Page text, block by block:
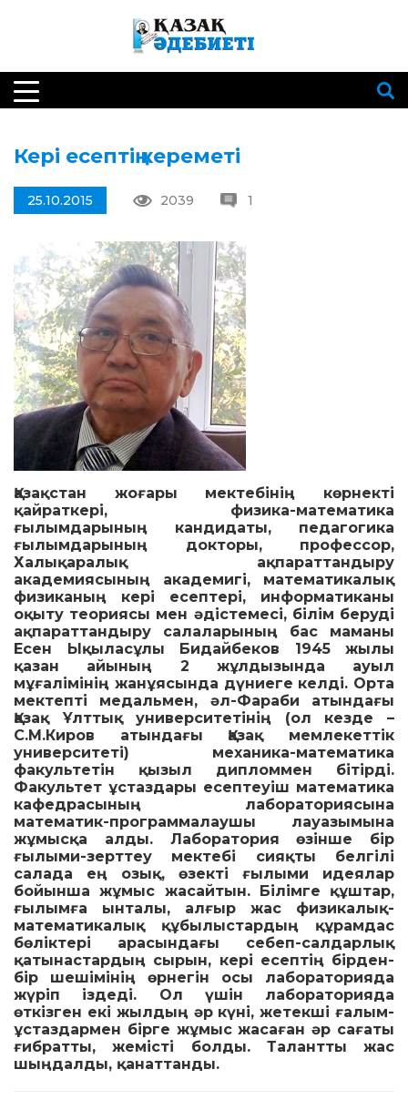
Кері есептің кереметі
25.10.2015 2039 1
Қазақстан жоғары мектебінің көрнекті
қайраткері, физика-математика
ғылымдарының кандидаты, педагогика
ғылымдарының докторы, профессор,
Халықаралық ақпараттандыру
академиясының академигі, математикалық
физиканың кері есептері, информатиканы
оқыту теориясы мен әдістемесі, білім беруді
ақпараттандыру салаларының бас маманы
Есен Ықыласұлы Бидайбеков 1945 жылы
қазан айының 2 жұлдызында ауыл
мұғалімінің жанұясында дүниеге келді. Орта
мектепті медальмен, әл-Фараби атындағы
Қазақ Ұлттық университетінің (ол кезде –
С.М.Киров атындағы Қазақ мемлекеттік
университеті) механика-математика
факультетін қызыл дипломмен бітірді.
Факультет ұстаздары есептеуіш математика
кафедрасының лабораториясына
математик-программалаушы лауазымына
жұмысқа алды. Лаборатория өзінше бір
ғылыми-зерттеу мектебі сияқты белгілі
салада ең озық, өзекті ғылыми идеялар
бойынша жұмыс жасайтын. Білімге құштар,
ғылымға ынталы, алғыр жас физикалық-
математикалық құбылыстардың құрамдас
бөліктері арасындағы себеп-салдарлық
қатынастардың сырын, кері есептің бірден-
бір шешімінің өрнегін осы лабораторияда
жүріп іздеді. Ол үшін лабораторияда
өткізген екі жылдың әр күні, жетекші ғалым-
ұстаздармен бірге жұмыс жасаған әр сағаты
ғибратты, жемісті болды. Талантты жас
шыңдалды, қанаттанды.